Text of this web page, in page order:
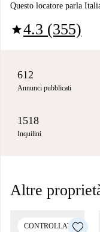
Questo locatore parla
star4.3 (355)
612
Annunci pubblicati
1518
Inquilini
Altre
CONTROLLATO